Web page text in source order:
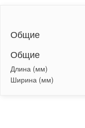
Общие
Общие
Длина (мм)
Ширина (мм)